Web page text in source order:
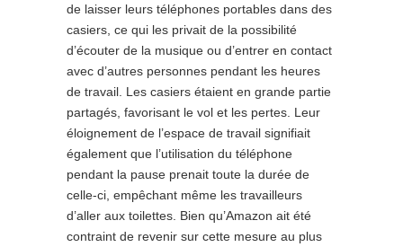
de laisser leurs téléphones portables dans des
casiers, ce qui les privait de la possibilité
d’écouter de la musique ou d’entrer en contact
avec d’autres personnes pendant les heures
de travail. Les casiers étaient en grande partie
partagés, favorisant le vol et les pertes. Leur
éloignement de l’espace de travail signifiait
également que l’utilisation du téléphone
pendant la pause prenait toute la durée de
celle-ci, empêchant même les travailleurs
d’aller aux toilettes. Bien qu’Amazon ait été
contraint de revenir sur cette mesure au plus